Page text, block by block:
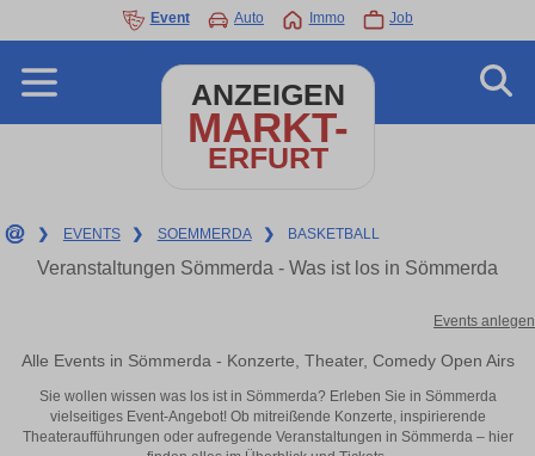
Event Auto Immo Job
ANZEIGEN
MARKT-
ERFURT
❯ EVENTS ❯ SOEMMERDA ❯ BASKETBALL
Veranstaltungen Sömmerda - Was ist los in Sömmerda
Events anlegen
Alle Events in Sömmerda - Konzerte, Theater, Comedy Open Airs
Sie wollen wissen was los ist in Sömmerda? Erleben Sie in Sömmerda
vielseitiges Event-Angebot! Ob mitreißende Konzerte, inspirierende
Theateraufführungen oder aufregende Veranstaltungen in Sömmerda – hier